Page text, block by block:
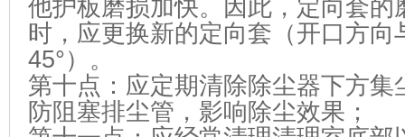
他护板磨损加快。因此，定向套的
时，应更换新的定向套（开口方向
45°）。
第十点：应定期清除除尘器下方集
防阻塞排尘管，影响除尘效果；